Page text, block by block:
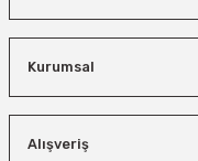
Kurumsal
Alışveriş